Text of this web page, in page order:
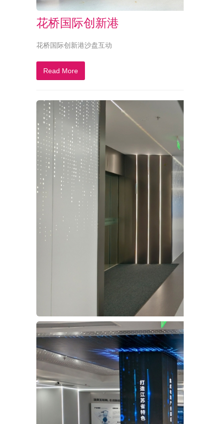
花桥国际创新港
花桥国际创新港沙盘互动
Read More